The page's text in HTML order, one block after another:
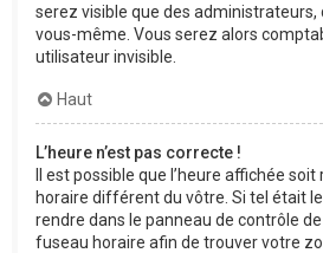
serez visible que des
vous-même. Vous serez alors
utilisateur invisible.
Haut
L’heure n’est pas correcte !
Il est possible que l’heure affichée
horaire différent du vôtre. Si tel était
rendre dans le panneau de contrôle
fuseau horaire afin de trouver votre